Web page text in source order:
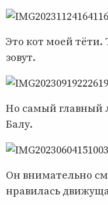
Это кот моей тёти.
зовут.
Но самый главный
Балу.
Он внимательно
нравилась